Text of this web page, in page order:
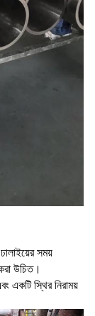
সময়
উচিত।
একটি স্থির নিরাময়